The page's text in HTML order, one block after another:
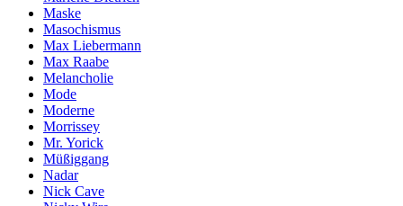
Maske
Masochismus
Max Liebermann
Max Raabe
Melancholie
Mode
Moderne
Morrissey
Mr. Yorick
Müßiggang
Nadar
Nick Cave